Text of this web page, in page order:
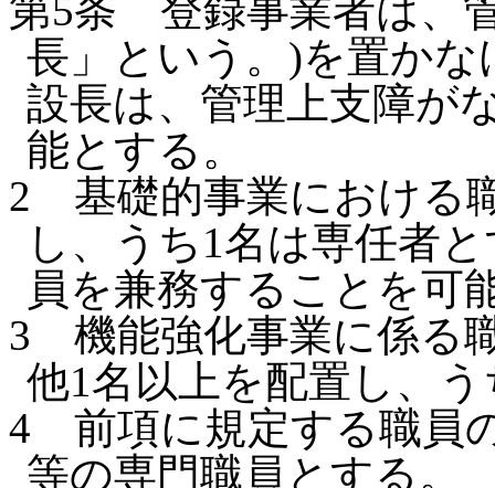
第5条 登録事業者は、
長」という。)を置か
設長は、管理上支障が
能とする。
2 基礎的事業における
し、うち1名は専任者
員を兼務することを可
3 機能強化事業に係る
他1名以上を配置し、
4 前項に規定する職員
等の専門職員とする。